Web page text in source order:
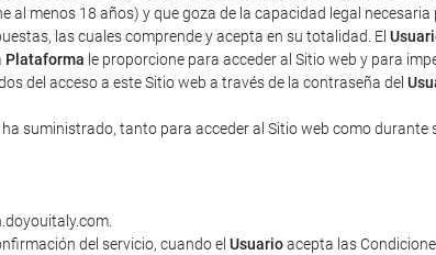
al menos 18 años) y que goza de la capacidad legal
las cuales comprende y acepta en su totalidad. El
Plataforma le proporcione para acceder al Sitio web y para
del acceso a este Sitio web a través de la contraseña del
suministrado, tanto para acceder al Sitio web como durante
del servicio, cuando el Usuarioacepta las